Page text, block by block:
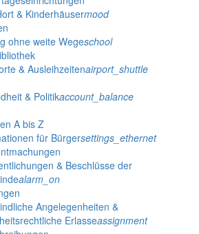
& Kinderhäusermood
ohne weite Wegeschool
& Ausleihzeitenairport_shuttle
& Politikaccount_balance
A bis Z
für Bürgersettings_ethernet
& Beschlüsse der
alarm_on
Angelegenheiten &
Erlasseassignment